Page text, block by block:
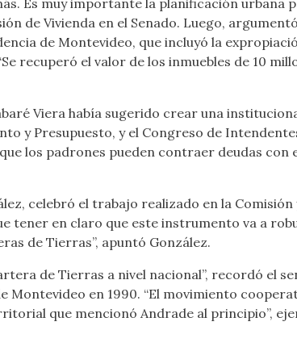
Es muy importante la planificación urbana
de Vivienda en el Senado. Luego,
de Montevideo, que incluyó la
recuperó el valor de los inmuebles de 10
Viera había sugerido crear una
y Presupuesto, y el Congreso de
los padrones pueden contraer deudas con
celebró el trabajo realizado en la Comisión
tener en claro que este instrumento va a
de Tierras”, apuntó González.
de Tierras a nivel nacional”, recordó el
Montevideo en 1990. “El movimiento
que mencionó Andrade al principio”,